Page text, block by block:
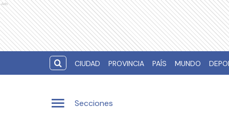
Ads
CIUDAD PROVINCIA PAÍS MUNDO
Secciones